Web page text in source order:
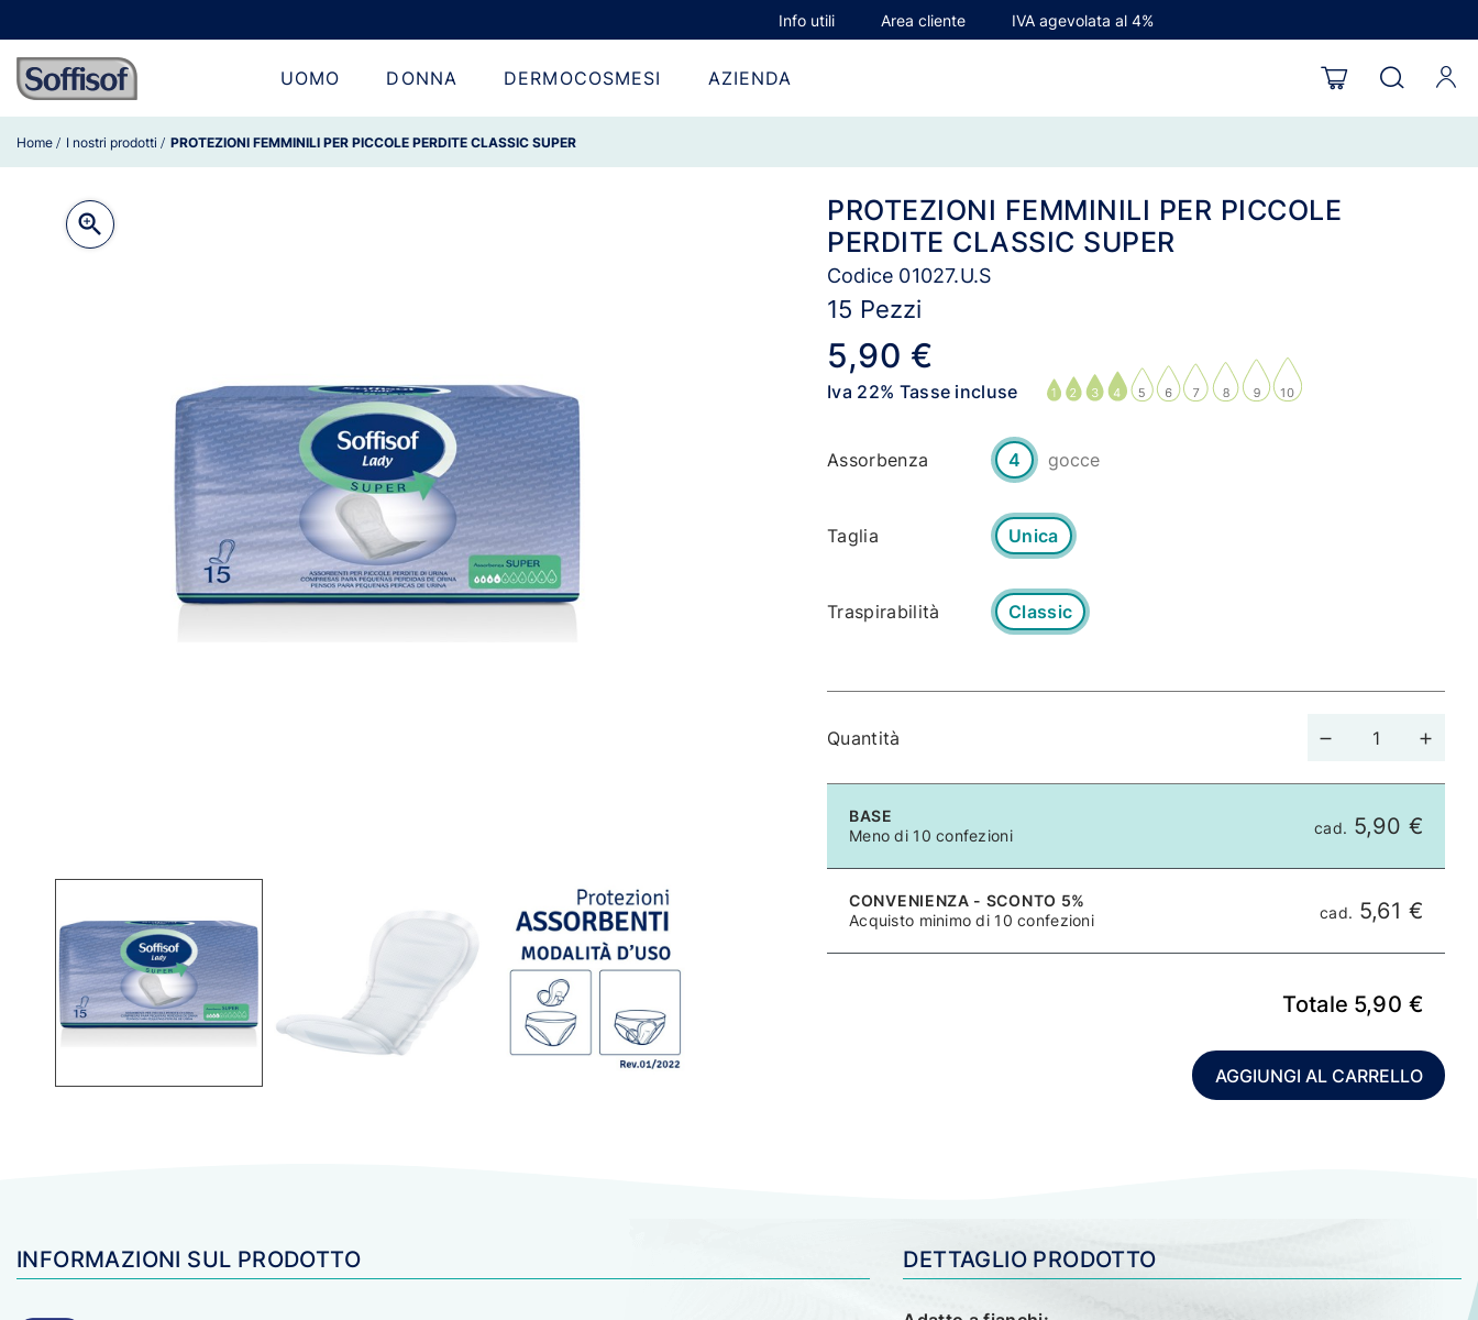
Info utili Area cliente IVA agevolata al 4%
UOMO DONNA DERMOCOSMESI AZIENDA
Home I nostri prodotti PROTEZIONI FEMMINILI PER PICCOLE PERDITE CLASSIC SUPER

PROTEZIONI FEMMINILI PER PICCOLE
PERDITE CLASSIC SUPER
Codice 01027.U.S
15 Pezzi
5,90 €
Iva 22% Tasse incluse
Assorbenza 4 gocce
Taglia Unica
Traspirabilità Classic
Quantità
BASE
Meno di 10 confezioni
cad. 5,90 €
CONVENIENZA - SCONTO 5%
Acquisto minimo di 10 confezioni
cad. 5,61 €
Totale 5,90 €
AGGIUNGI AL CARRELLO
INFORMAZIONI SUL PRODOTTO DETTAGLIO PRODOTTO